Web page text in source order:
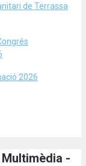
de Terrassa
2026
-